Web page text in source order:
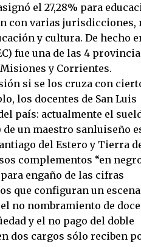
el 27,28% para
con varias jurisdicciones,
y cultura. De hecho
fue una de las 4
y Corrientes.
si se los cruza con
los docentes de San Luis
país: actualmente el
un maestro sanluiseño
del Estero y Tierra
complementos “en
engaño de las cifras
que configuran un
no nombramiento de
y el no pago del doble
dos cargos sólo reciben